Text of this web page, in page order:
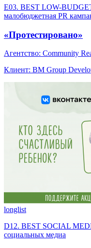
E03. BEST LOW-
малобюджетная PR
«Протестировано»
Агентство: Community
Клиент: BM Group
longlist
D12. BEST SOCIAL
социальных медиа